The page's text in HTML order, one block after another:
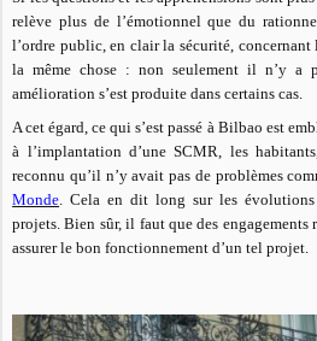
relève plus de l’émotionnel que du
l’ordre public, en clair la sécurité,
la même chose : non seulement il n’y a
amélioration s’est produite dans certains cas.
A cet égard, ce qui s’est passé à Bilbao est
à l’implantation d’une SCMR, les
reconnu qu’il n’y avait pas de problèmes
Monde. Cela en dit long sur les
projets. Bien sûr, il faut que des engagements
assurer le bon fonctionnement d’un tel projet.